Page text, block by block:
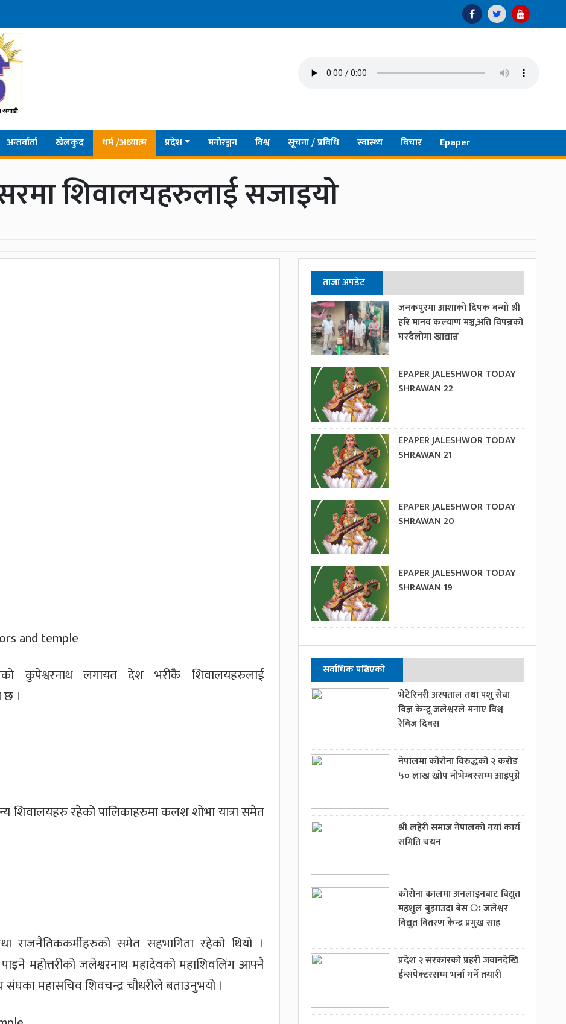
अन्तर्वार्ता खेलकुद धर्म /अध्यात्म प्रदेश मनोरञ्जन विश्व सूचना / प्रविधि स्वास्थ्य विचार Epaper
शिवालयहरुलाई सजाइयो
कुपेश्वरनाथ लगायत देश भरीकै शिवालयहरुलाई
छ ।
रहेको पालिकाहरुमा कलश शोभा यात्रा समेत
राजनैतिककर्मीहरुको समेत सहभागिता रहेको थियो ।
पाइने महोत्तरीको जलेश्वरनाथ महादेवको महाशिवलिंग आफ्नै
संघका महासचिव शिवचन्द्र चौधरीले बताउनुभयो ।
ताजा अपडेट
जनकपुरमा आशाको दिपक बन्यो श्री
हरि मानव कल्याण मञ्च,अति विपन्नको
घरदैलोमा खाद्यान्न
EPAPER JALESHWOR TODAY
SHRAWAN 22
EPAPER JALESHWOR TODAY
SHRAWAN 21
EPAPER JALESHWOR TODAY
SHRAWAN 20
EPAPER JALESHWOR TODAY
SHRAWAN 19
सर्वाधिक पढिएको
भेटेरिनरी अस्पताल तथा पशु सेवा
विज्ञ केन्द्र्र जलेश्वरले मनाए विश्व
रेविज दिवस
नेपालमा कोरोना विरुद्धको २ करोड
५० लाख खोप नोभेम्बरसम्म आइपुग्ने
श्री लहेरी समाज नेपालको नयां कार्य
समिति चयन
कोरोना कालमा अनलाइनबाट विद्युत
महशुल बुझाउदा बेस ः जलेश्वर
विद्युत वितरण केन्द्र प्रमुख साह
प्रदेश २ सरकारको प्रहरी जवानदेखि
ईन्सपेक्टरसम्म भर्ना गर्ने तयारी